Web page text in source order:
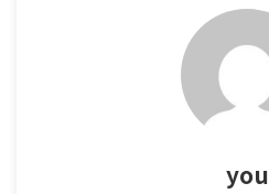
you